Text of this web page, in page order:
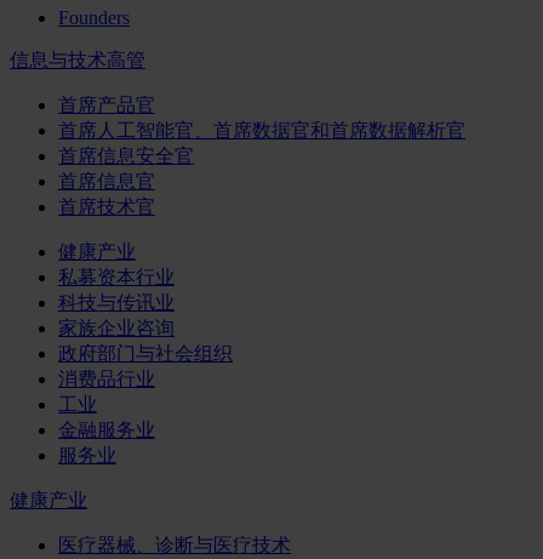
Founders
信息与技术高管
首席产品官
首席人工智能官、首席数据官和首席数据解析官
首席信息安全官
首席信息官
首席技术官
健康产业
私募资本行业
科技与传讯业
家族企业咨询
政府部门与社会组织
消费品行业
工业
金融服务业
服务业
健康产业
医疗器械、诊断与医疗技术